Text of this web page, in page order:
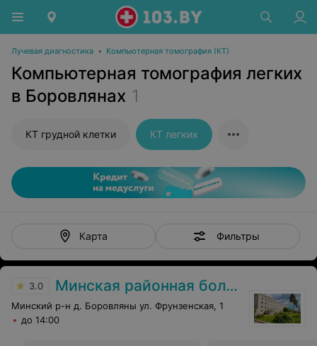
Лучевая диагностика • Компьютерная томография (КТ)
Компьютерная томография легких
в Боровлянах 1
КТ грудной клетки КТ легких
Карта Фильтры
3.0 Минская районная больница
Минский р-н д. Боровляны ул. Фрунзенская, 1
до 14:00